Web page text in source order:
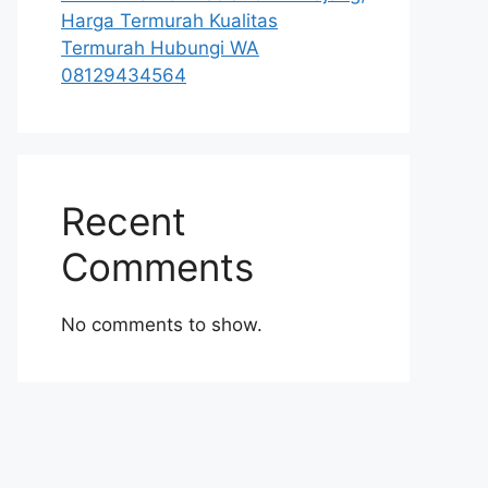
Harga Termurah Kualitas
Termurah Hubungi WA
08129434564
Recent
Comments
No comments to show.